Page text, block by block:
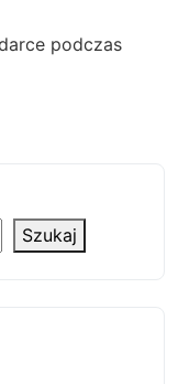
podczas
Szukaj